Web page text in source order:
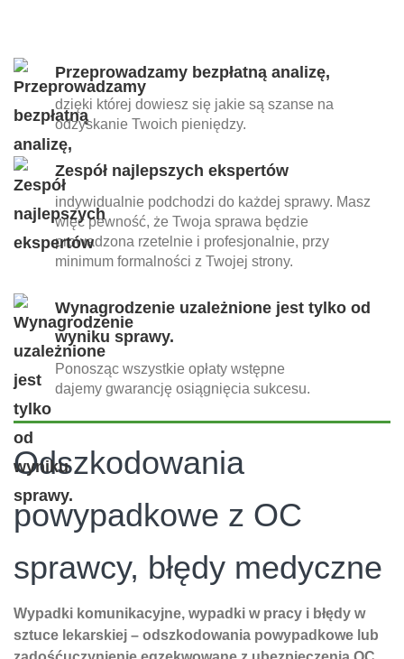
Przeprowadzamy bezpłatną analizę,
dzięki której dowiesz się jakie są szanse na
odzyskanie Twoich pieniędzy.
Zespół najlepszych ekspertów
indywidualnie podchodzi do każdej sprawy. Masz
więc pewność, że Twoja sprawa będzie
prowadzona rzetelnie i profesjonalnie, przy
minimum formalności z Twojej strony.
Wynagrodzenie uzależnione jest tylko od
wyniku sprawy.
Ponosząc wszystkie opłaty wstępne
dajemy gwarancję osiągnięcia sukcesu.
Odszkodowania
powypadkowe z OC
sprawcy, błędy medyczne
Wypadki komunikacyjne, wypadki w pracy i błędy w
sztuce lekarskiej – odszkodowania powypadkowe lub